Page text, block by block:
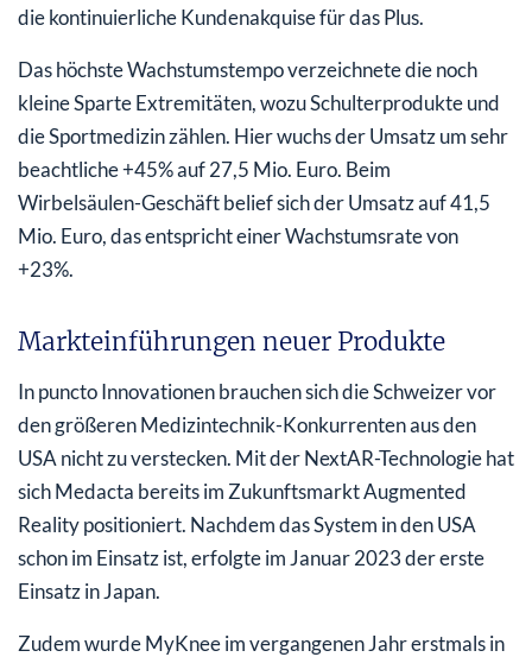
die kontinuierliche Kundenakquise für das Plus.
Das höchste Wachstumstempo verzeichnete die noch
kleine Sparte Extremitäten, wozu Schulterprodukte und
die Sportmedizin zählen. Hier wuchs der Umsatz um sehr
beachtliche +45% auf 27,5 Mio. Euro. Beim
Wirbelsäulen-Geschäft belief sich der Umsatz auf 41,5
Mio. Euro, das entspricht einer Wachstumsrate von
+23%.
Markteinführungen neuer Produkte
In puncto Innovationen brauchen sich die Schweizer vor
den größeren Medizintechnik-Konkurrenten aus den
USA nicht zu verstecken. Mit der NextAR-Technologie hat
sich Medacta bereits im Zukunftsmarkt Augmented
Reality positioniert. Nachdem das System in den USA
schon im Einsatz ist, erfolgte im Januar 2023 der erste
Einsatz in Japan.
Zudem wurde MyKnee im vergangenen Jahr erstmals in